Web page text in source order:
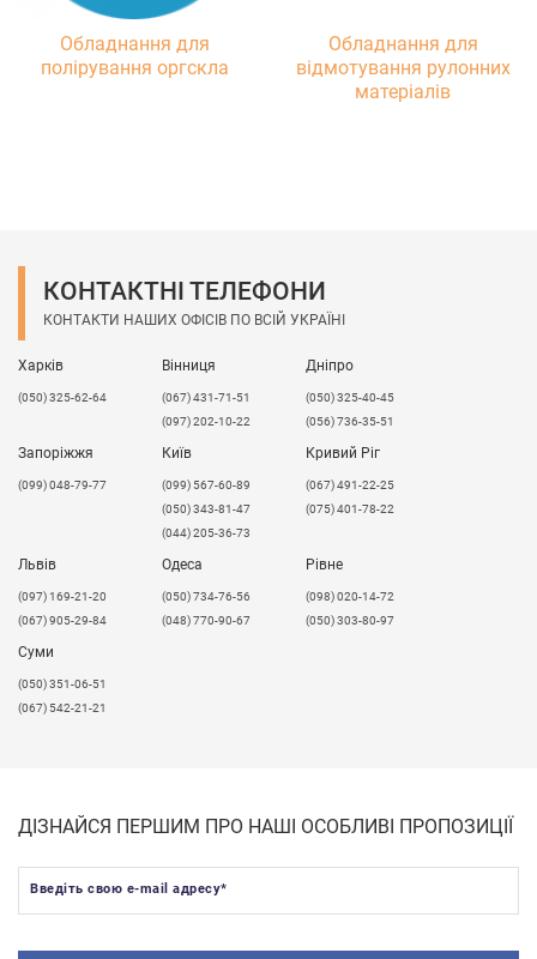
Обладнання для
полірування оргскла
Обладнання для
відмотування рулонних
матеріалів
КОНТАКТНІ ТЕЛЕФОНИ
КОНТАКТИ НАШИХ ОФІСІВ ПО ВСІЙ УКРАЇНІ
Харків
(050) 325-62-64
Вінниця
(067) 431-71-51
(097) 202-10-22
Дніпро
(050) 325-40-45
(056) 736-35-51
Запоріжжя
(099) 048-79-77
Київ
(099) 567-60-89
(050) 343-81-47
(044) 205-36-73
Кривий Ріг
(067) 491-22-25
(075) 401-78-22
Львів
​(097) 169-21-20
(067) 905-29-84
Одеса
(050) 734-76-56
(048) 770-90-67
Рівне
(098) 020-14-72
(050) 303-80-97
Суми
(050) 351-06-51
(067) 542-21-21
ДІЗНАЙСЯ ПЕРШИМ ПРО НАШІ ОСОБЛИВІ ПРОПОЗИЦІЇ
Введіть свою e-mail адресу*